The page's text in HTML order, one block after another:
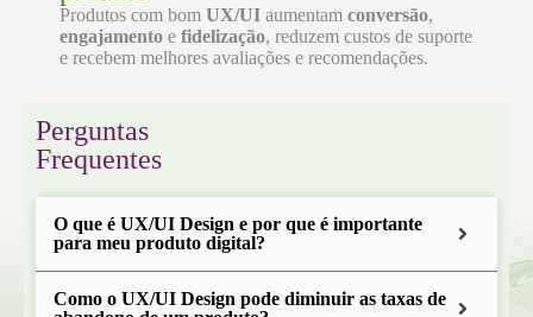
Produtos com bom UX/UI aumentam conversão,
engajamento e fidelização, reduzem custos de suporte
e recebem melhores avaliações e recomendações.
Perguntas
Frequentes
O que é UX/UI Design e por que é importante
para meu produto digital?
Como o UX/UI Design pode diminuir as taxas de